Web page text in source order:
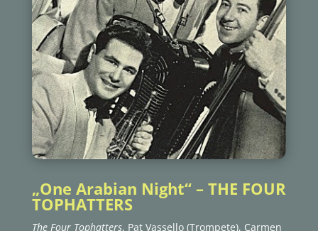
„One Arabian Night“ – THE FOUR
TOPHATTERS
The Four Tophatters, Pat Vassello (Trompete), Carmen